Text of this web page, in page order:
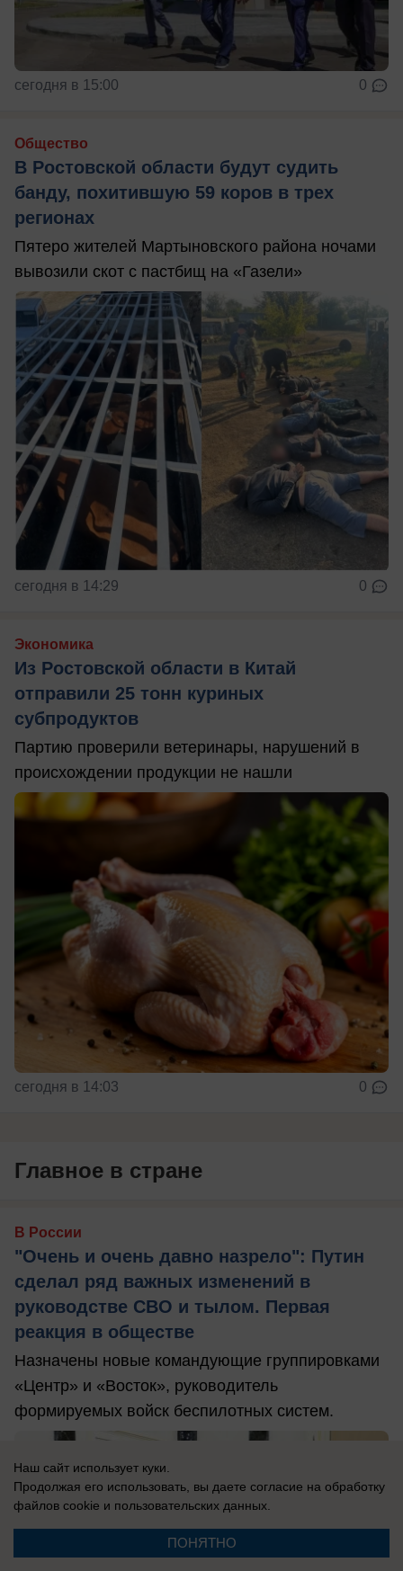
сегодня в 15:00 0
Общество
В Ростовской области будут судить
банду, похитившую 59 коров в трех
регионах
Пятеро жителей Мартыновского района ночами
вывозили скот с пастбищ на «Газели»
сегодня в 14:29 0
Экономика
Из Ростовской области в Китай
отправили 25 тонн куриных
субпродуктов
Партию проверили ветеринары, нарушений в
происхождении продукции не нашли
сегодня в 14:03 0
Главное в стране
В России
"Очень и очень давно назрело": Путин
сделал ряд важных изменений в
руководстве СВО и тылом. Первая
реакция в обществе
Назначены новые командующие группировками
«Центр» и «Восток», руководитель
формируемых войск беспилотных систем.
Наш сайт использует куки.
Продолжая его использовать, вы даете согласие на обработку
файлов cookie и пользовательских данных.
ПОНЯТНО